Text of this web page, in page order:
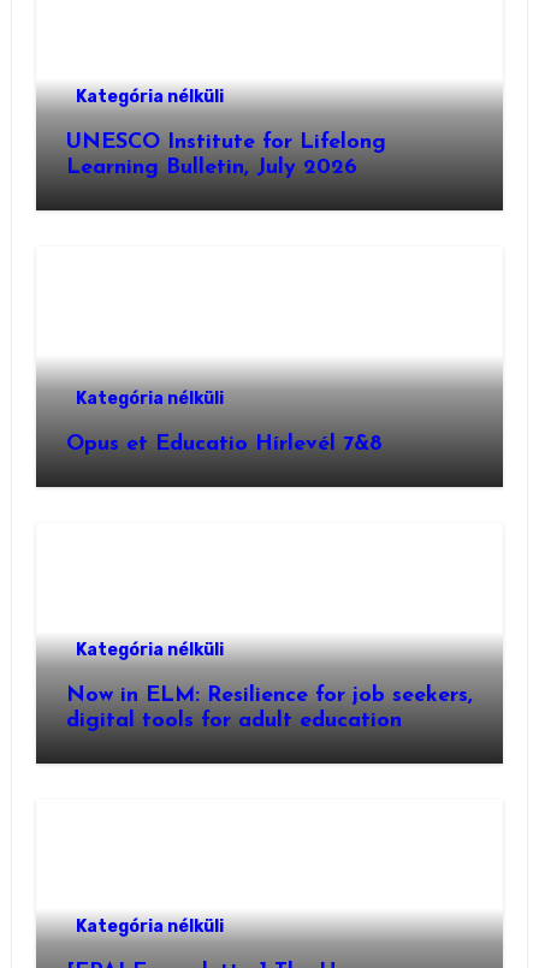
Kategória nélküli
UNESCO Institute for Lifelong
Learning Bulletin, July 2026
Kategória nélküli
Opus et Educatio Hírlevél 7&8
Kategória nélküli
Now in ELM: Resilience for job seekers,
digital tools for adult education
Kategória nélküli